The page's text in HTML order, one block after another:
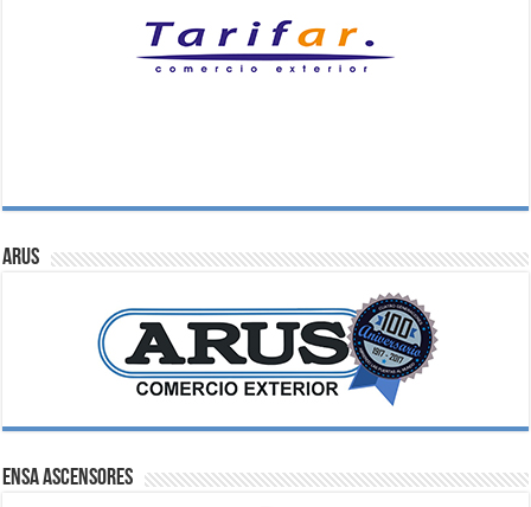
ARUS
ENSA Ascensores